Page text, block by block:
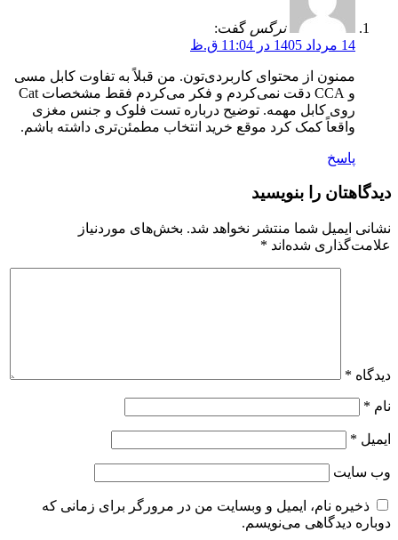
نرگس گفت:
14 مرداد 1405 در 11:04 ق.ظ
ممنون از محتوای کاربردی‌تون. من قبلاً به تفاوت کابل مسی
و CCA دقت نمی‌کردم و فکر می‌کردم فقط مشخصات Cat
روی کابل مهمه. توضیح درباره تست فلوک و جنس مغزی
واقعاً کمک کرد موقع خرید انتخاب مطمئن‌تری داشته باشم.
پاسخ
دیدگاهتان را بنویسید
نشانی ایمیل شما منتشر نخواهد شد. بخش‌های موردنیاز
علامت‌گذاری شده‌اند *
دیدگاه *
نام *
ایمیل *
وب‌ سایت
ذخیره نام، ایمیل و وبسایت من در مرورگر برای زمانی که
دوباره دیدگاهی می‌نویسم.